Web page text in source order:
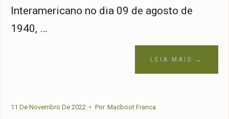
Interamericano no dia 09 de agosto de
1940, …
LEIA MAIS →
11 De Novembro De 2022 • Por Macboot Franca